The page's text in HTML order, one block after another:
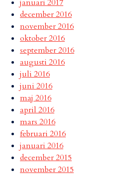
januari 2017
december 2016
november 2016
oktober 2016
september 2016
augusti 2016
juli 2016
juni 2016
maj 2016
april 2016
mars 2016
februari 2016
januari 2016
december 2015
november 2015